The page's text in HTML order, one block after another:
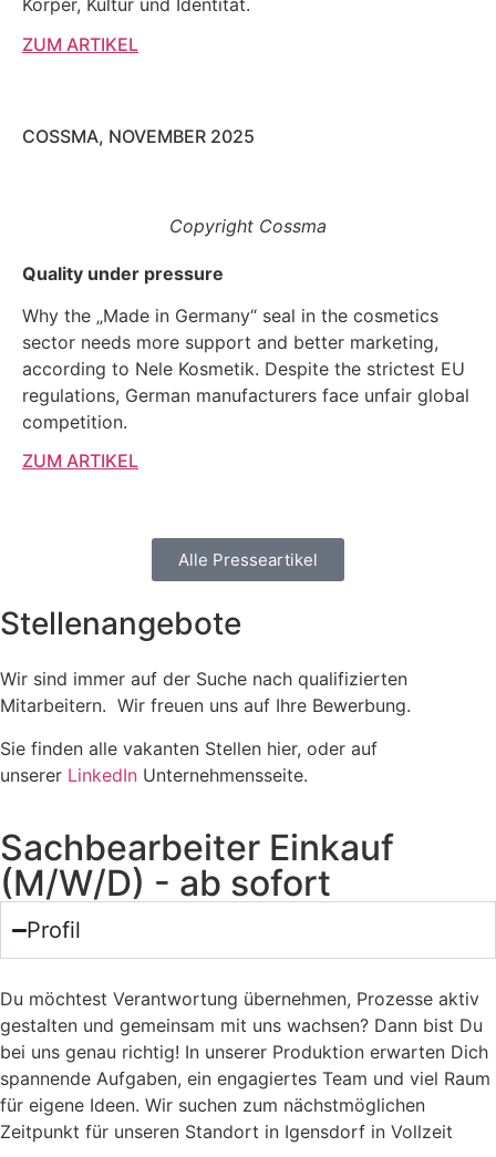
Körper, Kultur und Identität.
ZUM ARTIKEL
COSSMA, NOVEMBER 2025
Copyright Cossma
Quality under pressure
Why the „Made in Germany“ seal in the cosmetics
sector needs more support and better marketing,
according to Nele Kosmetik. Despite the strictest EU
regulations, German manufacturers face unfair global
competition.
ZUM ARTIKEL
Alle Presseartikel
Stellenangebote
Wir sind immer auf der Suche nach qualifizierten
Mitarbeitern. Wir freuen uns auf Ihre Bewerbung.
Sie finden alle vakanten Stellen hier, oder auf
unserer LinkedIn Unternehmensseite.
Sachbearbeiter Einkauf
(M/W/D) - ab sofort
Profil
Du möchtest Verantwortung übernehmen, Prozesse aktiv
gestalten und gemeinsam mit uns wachsen? Dann bist Du
bei uns genau richtig! In unserer Produktion erwarten Dich
spannende Aufgaben, ein engagiertes Team und viel Raum
für eigene Ideen. Wir suchen zum nächstmöglichen
Zeitpunkt für unseren Standort in Igensdorf in Vollzeit